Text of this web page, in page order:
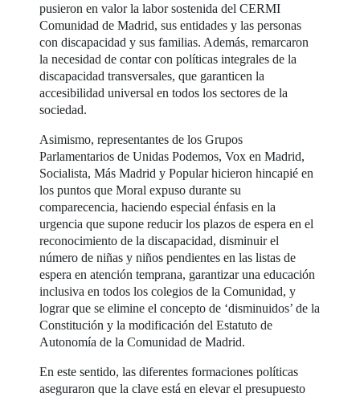
pusieron en valor la labor sostenida del CERMI
Comunidad de Madrid, sus entidades y las personas
con discapacidad y sus familias. Además, remarcaron
la necesidad de contar con políticas integrales de la
discapacidad transversales, que garanticen la
accesibilidad universal en todos los sectores de la
sociedad.
Asimismo, representantes de los Grupos
Parlamentarios de Unidas Podemos, Vox en Madrid,
Socialista, Más Madrid y Popular hicieron hincapié en
los puntos que Moral expuso durante su
comparecencia, haciendo especial énfasis en la
urgencia que supone reducir los plazos de espera en el
reconocimiento de la discapacidad, disminuir el
número de niñas y niños pendientes en las listas de
espera en atención temprana, garantizar una educación
inclusiva en todos los colegios de la Comunidad, y
lograr que se elimine el concepto de ‘disminuidos’ de la
Constitución y la modificación del Estatuto de
Autonomía de la Comunidad de Madrid.
En este sentido, las diferentes formaciones políticas
aseguraron que la clave está en elevar el presupuesto